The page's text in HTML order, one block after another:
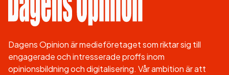
Dagens Opinion är medieföretaget som riktar sig till
engagerade och intresserade proffs inom
opinionsbildning och digitalisering. Vår ambition är att